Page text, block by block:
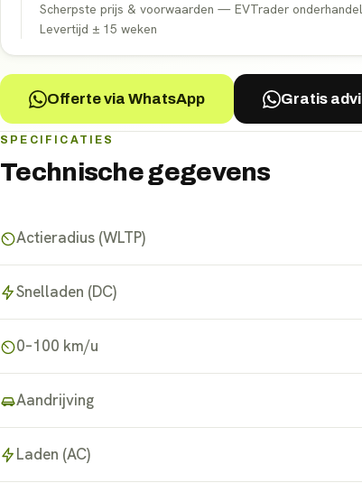
Scherpste prijs & voorwaarden — EVTrader
Levertijd ± 15 weken
Offerte via WhatsApp Gratis
SPECIFICATIES
Technische gegevens
Actieradius (WLTP)
Snelladen (DC)
0–100 km/u
Aandrijving
Laden (AC)